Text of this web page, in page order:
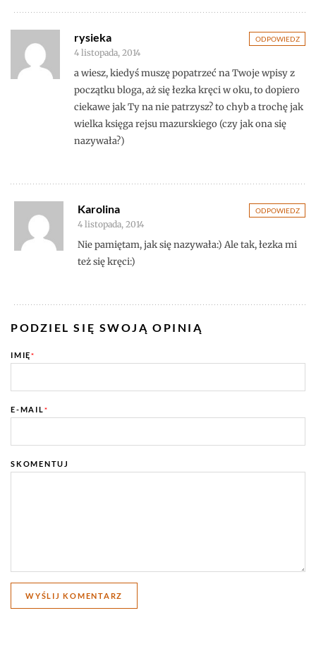
ODPOWIEDZ
rysieka
4 listopada, 2014
a wiesz, kiedyś muszę popatrzeć na Twoje wpisy z
początku bloga, aż się łezka kręci w oku, to dopiero
ciekawe jak Ty na nie patrzysz? to chyb a trochę jak
wielka księga rejsu mazurskiego (czy jak ona się
nazywała?)
ODPOWIEDZ
Karolina
4 listopada, 2014
Nie pamiętam, jak się nazywała:) Ale tak, łezka mi
też się kręci:)
PODZIEL SIĘ SWOJĄ OPINIĄ
IMIĘ*
E-MAIL*
SKOMENTUJ